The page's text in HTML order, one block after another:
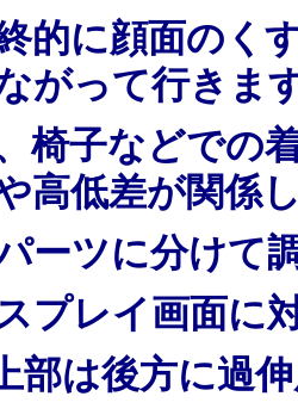
的に顔面のく
がって行きま
椅子などでの
高低差が関係
ーツに分けて
プレイ画面に
部は後方に過